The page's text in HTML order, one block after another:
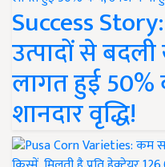
Success
उत्पादों से
लागत हुई
शानदार वृद्धि!